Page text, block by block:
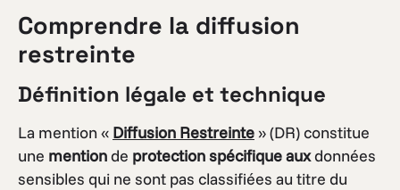
Comprendre la diffusion
restreinte
Définition légale et technique
La mention « Diffusion Restreinte » (DR) constitue
une mentionde protection spécifique auxdonnées
sensibles qui ne sont pas classifiées au titre du